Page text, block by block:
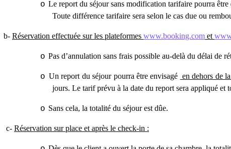
o Le report du séjour sans modification tarifaire pourra
Toute différence tarifaire sera selon le cas due ou
b- Réservation effectuée sur les plateformes www.booking.com et
o Pas d’annulation sans frais possible au-delà du délai de
o Un report du séjour pourra être envisagé en dehors de
jours. Le tarif prévu à la date du report sera appliqué et
o Sans cela, la totalité du séjour est dûe.
c- Réservation sur place et après le check-in :